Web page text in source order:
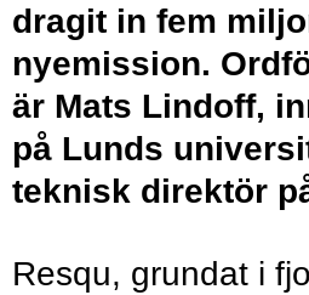
dragit in fem
nyemission.
är Mats Lindoff,
på Lunds
teknisk direktör
Resqu, grundat i